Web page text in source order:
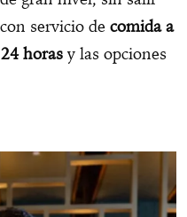
servicio de comida a
horas y las opciones